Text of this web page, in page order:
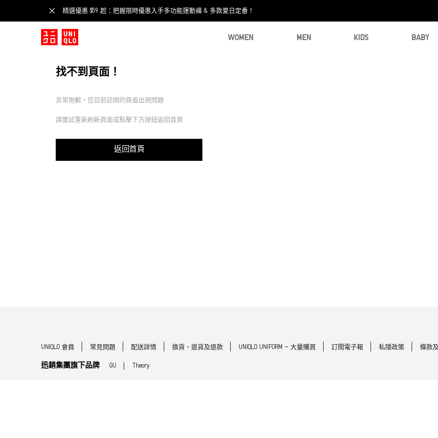
精選優惠 $59 起：把握限時優惠入手多功能運動褲 & 多款夏日定番！​
WOMEN MEN KIDS BABY
找不到頁面！
非常抱歉，您目前訪問的頁面出現問題
請嘗試重新刷新頁面或點擊下方按鈕返回首頁
返回首頁
UNIQLO 會員 常見問題 配送詳情 換貨、退貨及退款 UNIQLO UNIFORM - 大量購買 訂閱電子報 私隱政策 條款
迅銷集團旗下品牌 GU Theory